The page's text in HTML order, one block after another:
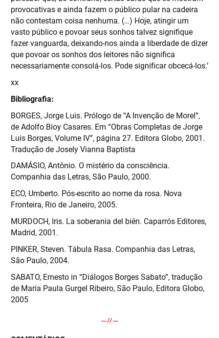
provocativas e ainda fazem o público pular na cadeira
não contestam coisa nenhuma. (…) Hoje, atingir um
vasto público e povoar seus sonhos talvez signifique
fazer vanguarda, deixando-nos ainda a liberdade de dizer
que povoar os sonhos dos leitores não significa
necessariamente consolá-los. Pode significar obcecá-los.’
xx
Bibliografia:
BORGES, Jorge Luis. Prólogo de “A Invenção de Morel”,
de Adolfo Bioy Casares. Em “Obras Completas de Jorge
Luis Borges, Volume IV”, página 27. Editora Globo, 2001.
Tradução de Josely Vianna Baptista
DAMÁSIO, Antônio. O mistério da consciência.
Companhia das Letras, São Paulo, 2000.
ECO, Umberto. Pós-escrito ao nome da rosa. Nova
Fronteira, Rio de Janeiro, 2005.
MURDOCH, Iris. La soberania del bién. Caparrós Editores,
Madrid, 2001.
PINKER, Steven. Tábula Rasa. Companhia das Letras,
São Paulo, 2004.
SABATO, Ernesto in “Diálogos Borges Sabato”, tradução
de Maria Paula Gurgel Ribeiro, São Paulo, Editora Globo,
2005